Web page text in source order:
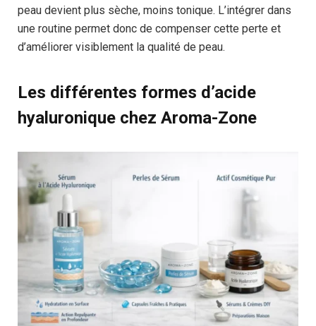
peau devient plus sèche, moins tonique. L’intégrer dans
une routine permet donc de compenser cette perte et
d’améliorer visiblement la qualité de peau.
Les différentes formes d’acide
hyaluronique chez Aroma-Zone